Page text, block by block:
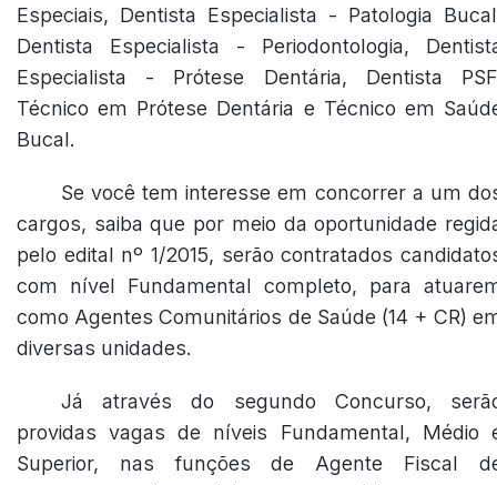
Especiais, Dentista Especialista - Patologia
Dentista Especialista - Periodontologia,
Especialista - Prótese Dentária, Dentista
Técnico em Prótese Dentária e Técnico em
Bucal.
Se você tem interesse em concorrer a um
cargos, saiba que por meio da oportunidade
pelo edital nº 1/2015, serão contratados
com nível Fundamental completo, para
como Agentes Comunitários de Saúde (14 + CR)
diversas unidades.
Já através do segundo Concurso,
providas vagas de níveis Fundamental, Médio
Superior, nas funções de Agente Fiscal